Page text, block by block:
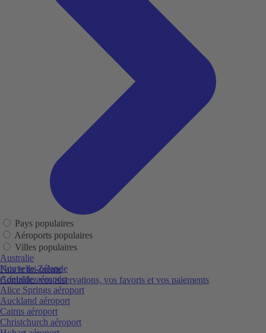
Fais le toi-même
Contrôlez vos réservations, vos favoris et vos paiements
Pays populaires
Aéroports populaires
Villes populaires
Australie
Nouvelle-Zélande
Adelaide aéroport
Alice Springs aéroport
Auckland aéroport
Cairns aéroport
Christchurch aéroport